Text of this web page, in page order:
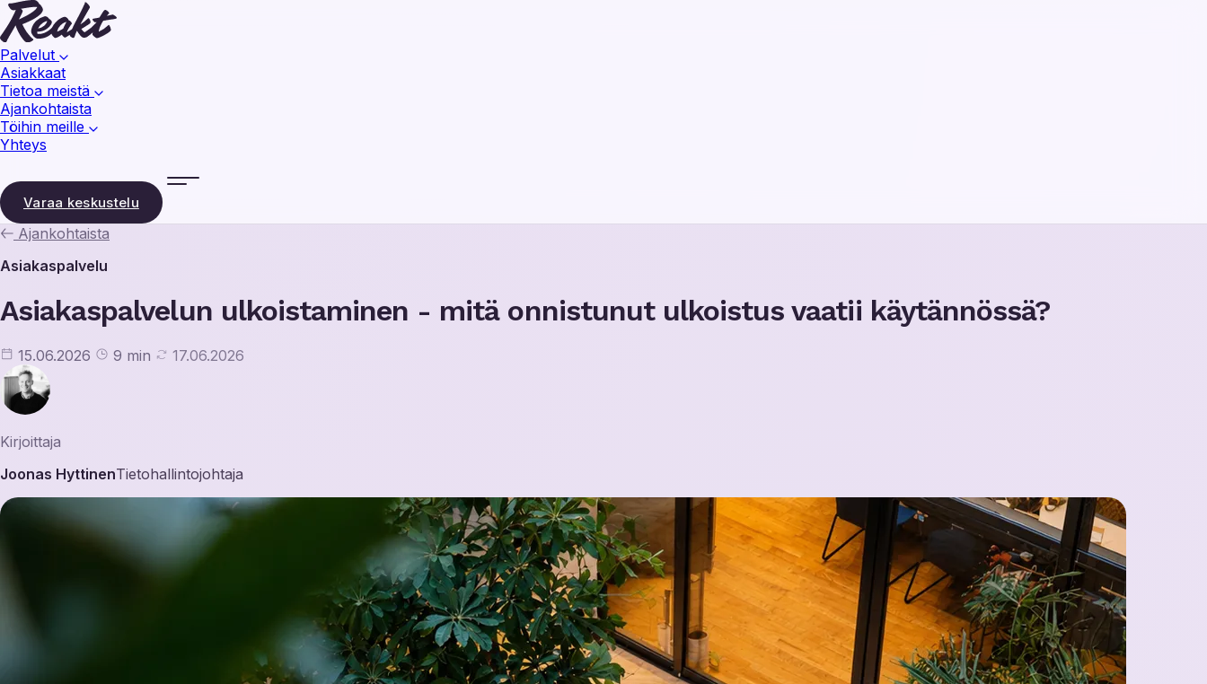
Palvelut
Asiakkaat
Tietoa meistä
Ajankohtaista
Töihin meille
Yhteys
Varaa keskustelu
Ajankohtaista
Asiakaspalvelu
Asiakaspalvelun ulkoistaminen - mitä onnistunut ulkoistus vaatii käytännössä?
15.06.2026 9 min 17.06.2026
Kirjoittaja
Joonas HyttinenTietohallintojohtaja